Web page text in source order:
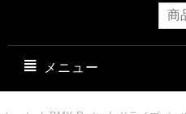
メニュー